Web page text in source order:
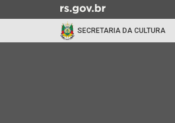
para
SECRETARIA DA CULTURA